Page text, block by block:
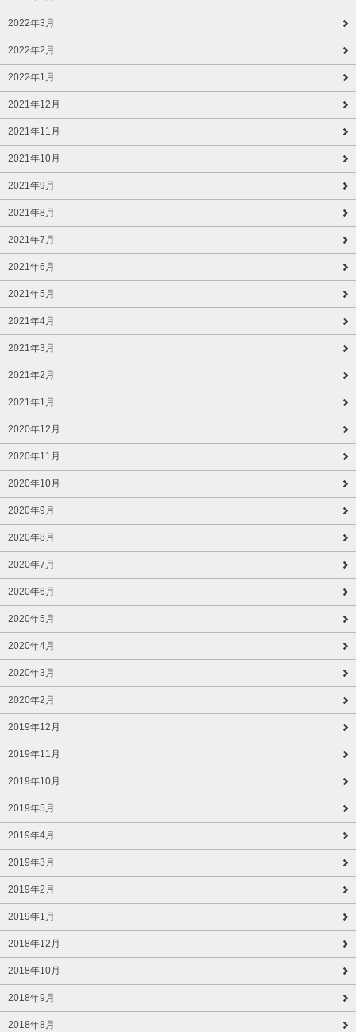
2022年3月
2022年2月
2022年1月
2021年12月
2021年11月
2021年10月
2021年9月
2021年8月
2021年7月
2021年6月
2021年5月
2021年4月
2021年3月
2021年2月
2021年1月
2020年12月
2020年11月
2020年10月
2020年9月
2020年8月
2020年7月
2020年6月
2020年5月
2020年4月
2020年3月
2020年2月
2019年12月
2019年11月
2019年10月
2019年5月
2019年4月
2019年3月
2019年2月
2019年1月
2018年12月
2018年10月
2018年9月
2018年8月